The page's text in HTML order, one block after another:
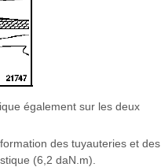
également sur les deux
des tuyauteries et des
(6,2 daN.m).